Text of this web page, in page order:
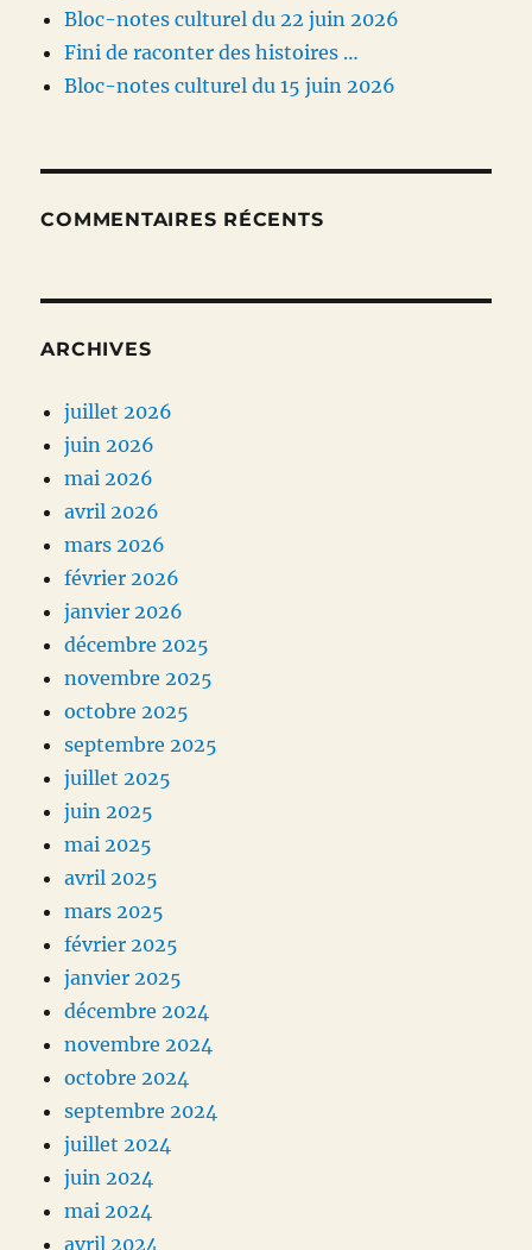
Bloc-notes culturel du 22 juin 2026
Fini de raconter des histoires …
Bloc-notes culturel du 15 juin 2026
COMMENTAIRES RÉCENTS
ARCHIVES
juillet 2026
juin 2026
mai 2026
avril 2026
mars 2026
février 2026
janvier 2026
décembre 2025
novembre 2025
octobre 2025
septembre 2025
juillet 2025
juin 2025
mai 2025
avril 2025
mars 2025
février 2025
janvier 2025
décembre 2024
novembre 2024
octobre 2024
septembre 2024
juillet 2024
juin 2024
mai 2024
avril 2024